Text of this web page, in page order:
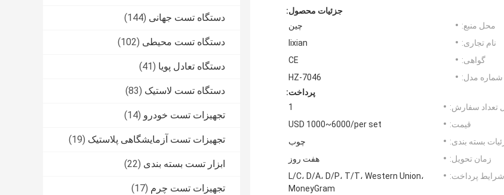
دستگاه تست جهانی (144)
دستگاه تست محیطی (102)
دستگاه تعادل پویا (41)
دستگاه تست لاستیک (83)
تجهیزات تست خودرو (14)
تجهیزات تست آزمایشگاهی پلاستیک (19)
ابزار تست بسته بندی (22)
تجهیزات تست چرم (17)
جزئیات محصول:
محل منبع:
چین
نام تجاری:
lixian
گواهی:
CE
شماره مدل:
HZ-7046
پرداخت:
تعداد سفارش:
1
قیمت:
USD 1000~6000/per set
بسته بندی:
چوب
زمان تحویل:
هفت روز
شرایط پرداخت:
L/C، D/A، D/P، T/T، Western Union،
MoneyGram